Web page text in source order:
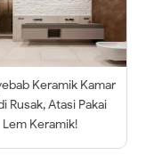
Keramik Kamar
Rusak, Atasi Pakai
Lem Keramik!